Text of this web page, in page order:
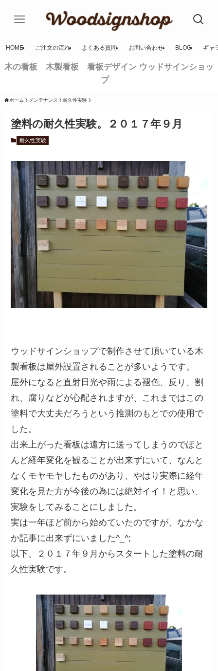
HOME ご注文の流れ よくある質問 お問い合わせ BLOG ギャ
木の看板 木製看板 看板デザイン ウッドサインショッ
プ
ホーム メンテナンス 耐久性実験
塗料の耐久性実験。２０１７年９月
耐久性実験
ウッドサインショップで制作させて頂いている木
製看板は屋外設置されることが多いようです。
屋外になると直射日光や雨による褪色、反り、割
れ、腐りなどが心配されますが、これまではこの
塗料で大丈夫だろうという推測のもとでの使用で
した。
出来上がった看板は遠方に送ってしまうのでほと
んど経年変化を観ることが出来ずにいて、なんと
なくモヤモヤしたものがあり、やはり実際に経年
変化を見た方が今後の為には絶対イイ！と思い、
実験をしてみることにしました。
実は一年ほど前から始めていたのですが、なかな
か記事に出来ずにいました^_^;
以下、２０１７年９月からスタートした塗料の耐
久性実験です。